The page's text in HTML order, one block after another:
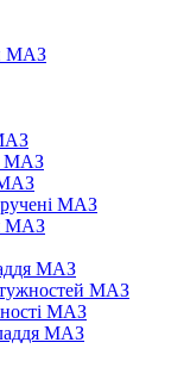
МАЗ
МАЗ
МАЗ
МАЗ
МАЗ
МАЗ
МАЗ
МАЗ
МАЗ